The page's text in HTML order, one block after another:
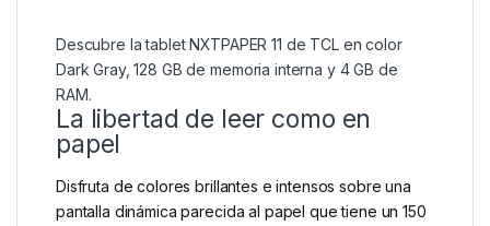
Descubre la tablet NXTPAPER 11 de TCL en color
Dark Gray, 128 GB de memoria interna y 4 GB de
RAM.
La libertad de leer como en
papel
Disfruta de colores brillantes e intensos sobre una
pantalla dinámica parecida al papel que tiene un 150